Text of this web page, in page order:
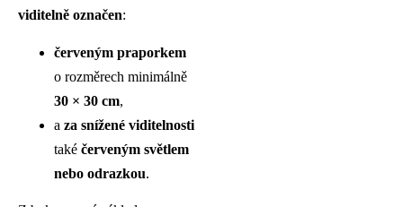
viditelně označen:
červeným praporkem
o rozměrech minimálně
30 × 30 cm,
a za snížené viditelnosti
také červeným světlem
nebo odrazkou.